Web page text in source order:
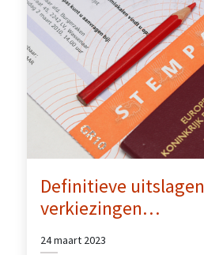
Definitieve uitslagen
verkiezingen…
24 maart 2023